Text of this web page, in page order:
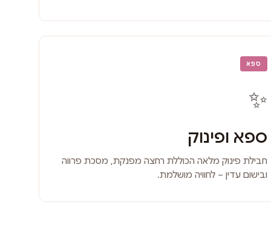
ספא
✨
ספא ופינוק
חבילת פינוק מלאה הכוללת רחצה מפנקת, מסכת פרווה
ובישום עדין – לחוויה מושלמת.